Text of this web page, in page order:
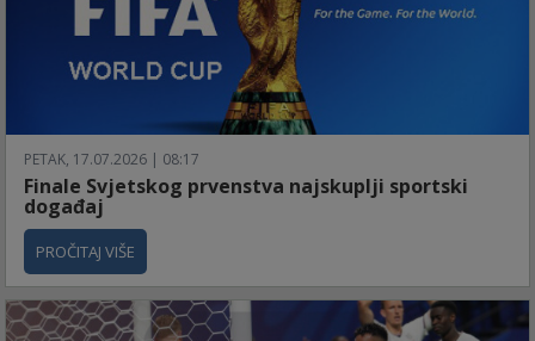
PETAK, 17.07.2026 | 08:17
Finale Svjetskog prvenstva najskuplji sportski
događaj
PROČITAJ VIŠE